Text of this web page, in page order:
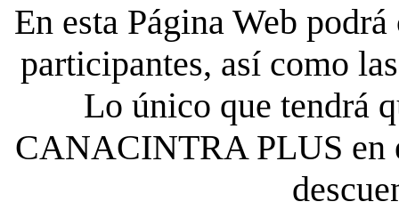
En esta Página Web
participantes, así como
Lo único que tendrá
CANACINTRA PLUS en